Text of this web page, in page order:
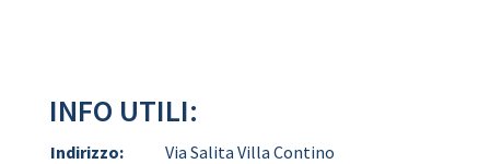
INFO UTILI:
Indirizzo:
Via Salita Villa Contino